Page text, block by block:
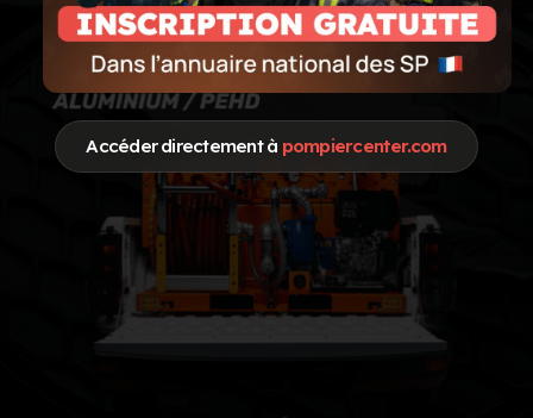
Accéder directement à pompiercenter.com